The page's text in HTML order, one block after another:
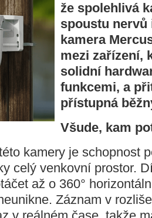
že spolehlivá
spoustu nervů
kamera
mezi zařízení,
solidní
funkcemi, a
přístupná
Všude, kam
kamery je schopnost
celý venkovní prostor.
až o 360°
Záznam v